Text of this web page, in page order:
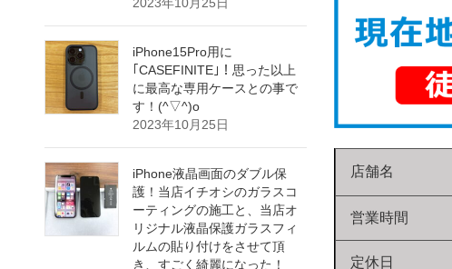
店舗名
営業時間
定休日
iPhone15Pro用に
｢CASEFINITE｣！思った以上
に最高な専用ケースとの事で
す！(^▽^)o
2023年10月25日
iPhone液晶画面のダブル保
護！当店イチオシのガラスコ
ーティングの施工と、当店オ
リジナル液晶保護ガラスフィ
ルムの貼り付けをさせて頂
き、すごく綺麗になった！